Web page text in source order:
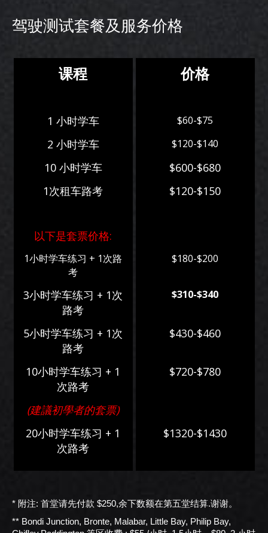
驾驶测试套餐及服务价格
课程
1 小时学车
2 小时学车
10 小时学车
1次租车路考
以下是套票价格:
1小时学车练习 + 1次路
考
3小时学车练习 + 1次
路考
5小时学车练习 + 1次
路考
10小时学车练习 + 1
次路考
(建議初學者的套票)
20小时学车练习 + 1
次路考
价格
$60-$75
$120-$140
$600-$680
$120-$150
$180-$200
$310-$340
$430-$460
$720-$780
$1320-$1430
* 附注: 首堂请先付款 $250,余下数额在第五堂结算.谢谢。
** Bondi Junction, Bronte, Malabar, Little Bay, Philip Bay,